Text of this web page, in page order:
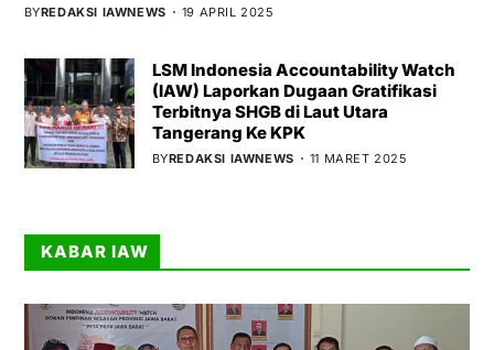
BYREDAKSI IAWNEWS 19 APRIL 2025
LSM Indonesia Accountability Watch
(IAW) Laporkan Dugaan Gratifikasi
Terbitnya SHGB di Laut Utara
Tangerang Ke KPK
BYREDAKSI IAWNEWS 11 MARET 2025
KABAR IAW